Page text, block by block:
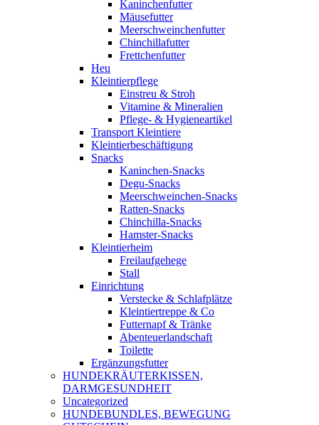
Kaninchenfutter
Mäusefutter
Meerschweinchenfutter
Chinchillafutter
Frettchenfutter
Heu
Kleintierpflege
Einstreu & Stroh
Vitamine & Mineralien
Pflege- & Hygieneartikel
Transport Kleintiere
Kleintierbeschäftigung
Snacks
Kaninchen-Snacks
Degu-Snacks
Meerschweinchen-Snacks
Ratten-Snacks
Chinchilla-Snacks
Hamster-Snacks
Kleintierheim
Freilaufgehege
Stall
Einrichtung
Verstecke & Schlafplätze
Kleintiertreppe & Co
Futternapf & Tränke
Abenteuerlandschaft
Toilette
Ergänzungsfutter
HUNDEKRÄUTERKISSEN,
DARMGESUNDHEIT
Uncategorized
HUNDEBUNDLES, BEWEGUNG